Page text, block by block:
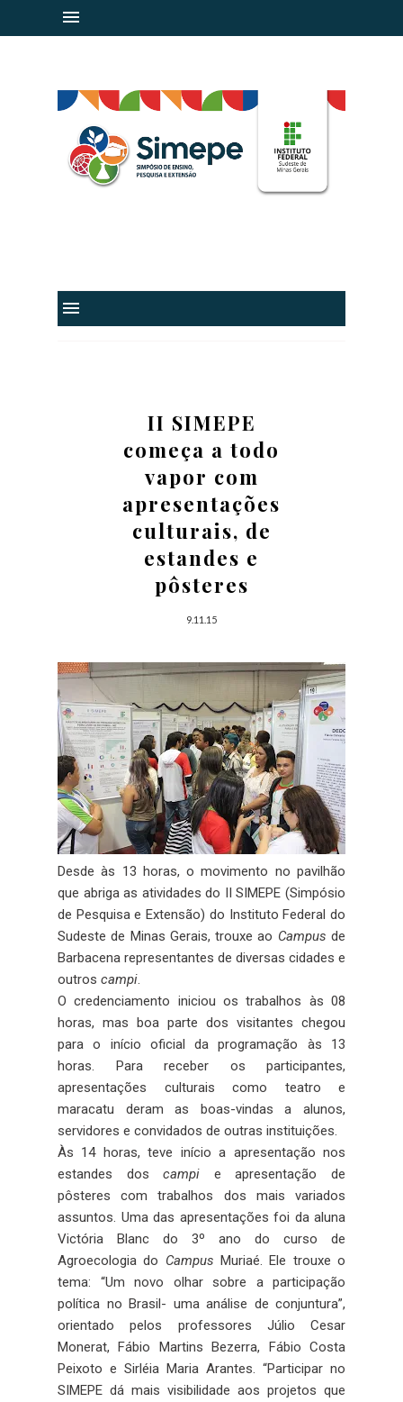
IF Sudeste MG
II SIMEPE
começa a todo
vapor com
apresentações
culturais, de
estandes e
pôsteres
9.11.15
Desde às 13 horas, o movimento no pavilhão
que abriga as atividades do II SIMEPE (Simpósio
de Pesquisa e Extensão) do Instituto Federal do
Sudeste de Minas Gerais, trouxe ao Campus de
Barbacena representantes de diversas cidades e
outros campi.
O credenciamento iniciou os trabalhos às 08
horas, mas boa parte dos visitantes chegou
para o início oficial da programação às 13
horas. Para receber os participantes,
apresentações culturais como teatro e
maracatu deram as boas-vindas a alunos,
servidores e convidados de outras instituições.
Às 14 horas, teve início a apresentação nos
estandes doscampi e apresentação de
pôsteres com trabalhos dos mais variados
assuntos. Uma das apresentações foi da aluna
Victória Blanc do 3º ano do curso de
Agroecologia do Campus Muriaé. Ele trouxe o
tema: “Um novo olhar sobre a participação
política no Brasil- uma análise de conjuntura”,
orientado pelos professores Júlio Cesar
Monerat, Fábio Martins Bezerra, Fábio Costa
Peixoto e Sirléia Maria Arantes. “Participar no
SIMEPE dá mais visibilidade aos projetos que